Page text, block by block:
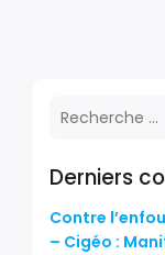
Derniers
Contre
– Cigéo :